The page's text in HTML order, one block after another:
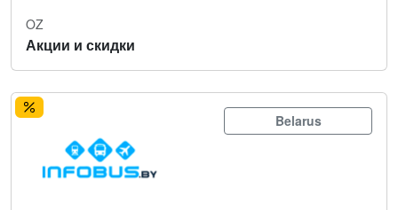
OZ
Акции и скидки
Belarus